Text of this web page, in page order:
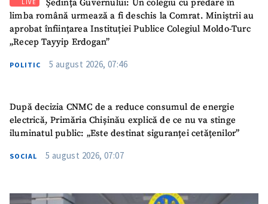
LIVE
Ședința Guvernului: Un colegiu cu predare în
limba română urmează a fi deschis la Comrat. Miniștrii au
aprobat înființarea Instituției Publice Colegiul Moldo-Turc
„Recep Tayyip Erdogan”
POLITIC 5 august 2026, 07:46
După decizia CNMC de a reduce consumul de energie
electrică, Primăria Chișinău explică de ce nu va stinge
iluminatul public: „Este destinat siguranței cetățenilor”
SOCIAL 5 august 2026, 07:07